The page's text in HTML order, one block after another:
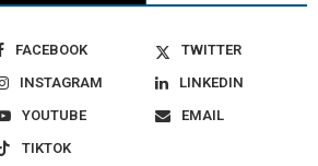
FACEBOOK
TWITTER
INSTAGRAM
LINKEDIN
YOUTUBE
EMAIL
TIKTOK